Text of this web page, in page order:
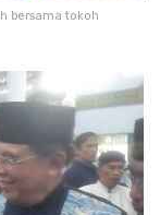
bersama tokoh